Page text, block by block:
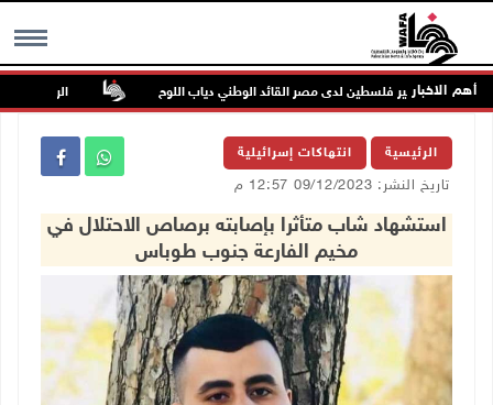
MENU أهم الاخبار
وفاة سفير فلسطين لدى مصر القائد الوطني دياب اللوح الرئيس ينعى
الرئيسية انتهاكات إسرائيلية
تاريخ النشر: 09/12/2023 12:57 م
استشهاد شاب متأثرا بإصابته برصاص الاحتلال في
مخيم الفارعة جنوب طوباس